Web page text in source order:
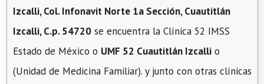
Izcalli, Col. Infonavit Norte 1a Sección, Cuautitlán
Izcalli, C.p. 54720 se encuentra la Clínica 52 IMSS
Estado de México o UMF 52 Cuautitlán Izcalli o
(Unidad de Medicina Familiar). y junto con otras clínicas